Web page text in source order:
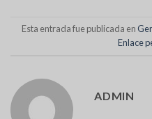
Esta entrada fue publicada en
Enlace
ADMIN